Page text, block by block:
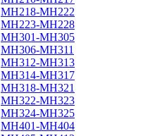
МН218-МН222
МН223-МН228
МН301-МН305
МН306-МН311
МН312-МН313
МН314-МН317
МН318-МН321
МН322-МН323
МН324-МН325
МН401-МН404